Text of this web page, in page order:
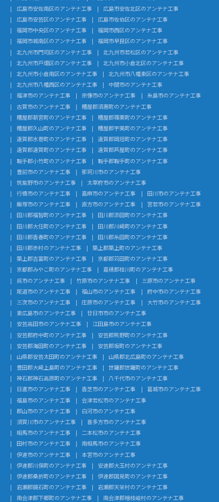
広島市安佐南区のアンテナ工事
広島市安佐北区のアンテナ工事
広島市安芸区のアンテナ工事
広島市佐伯区のアンテナ工事
福岡市中央区のアンテナ工事
福岡市西区のアンテナ工事
福岡市城南区のアンテナ工事
福岡市早良区のアンテナ工事
北九州市門司区のアンテナ工事
北九州市若松区のアンテナ工事
北九州市戸畑区のアンテナ工事
北九州市小倉北区のアンテナ工事
北九州市小倉南区のアンテナ工事
北九州市八幡東区のアンテナ工事
北九州市八幡西区のアンテナ工事
中間市のアンテナ工事
福津市のアンテナ工事
宗像市のアンテナ工事
糸島市のアンテナ工事
古賀市のアンテナ工事
糟屋郡須惠町のアンテナ工事
糟屋郡新宮町のアンテナ工事
糟屋郡篠栗町のアンテナ工事
糟屋郡久山町のアンテナ工事
糟屋郡宇美町のアンテナ工事
遠賀郡水巻町のアンテナ工事
遠賀郡岡垣町のアンテナ工事
遠賀郡遠賀町のアンテナ工事
遠賀郡芦屋町のアンテナ工事
鞍手郡小竹町のアンテナ工事
鞍手郡鞍手町のアンテナ工事
豊前市のアンテナ工事
那珂川市のアンテナ工事
筑紫野市のアンテナ工事
太宰府市のアンテナ工事
行橋市のアンテナ工事
嘉麻市のアンテナ工事
田川市のアンテナ工事
飯塚市のアンテナ工事
直方市のアンテナ工事
宮若市のアンテナ工事
田川郡福智町のアンテナ工事
田川郡添田町のアンテナ工事
田川郡大任町のアンテナ工事
田川郡川崎町のアンテナ工事
田川郡香春町のアンテナ工事
田川郡糸田町のアンテナ工事
田川郡赤村のアンテナ工事
築上郡築上町のアンテナ工事
築上郡吉富町のアンテナ工事
京都郡苅田町のアンテナ工事
京都郡みやこ町のアンテナ工事
嘉穂郡桂川町のアンテナ工事
呉市のアンテナ工事
竹原市のアンテナ工事
三原市のアンテナ工事
尾道市のアンテナ工事
福山市のアンテナ工事
府中市のアンテナ工事
三次市のアンテナ工事
庄原市のアンテナ工事
大竹市のアンテナ工事
東広島市のアンテナ工事
廿日市市のアンテナ工事
安芸高田市のアンテナ工事
江田島市のアンテナ工事
安芸郡府中町のアンテナ工事
安芸郡熊野町のアンテナ工事
安芸郡海田町のアンテナ工事
安芸郡坂町のアンテナ工事
山県郡安芸太田町のアンテナ工事
山県郡北広島町のアンテナ工事
豊田郡大崎上島町のアンテナ工事
世羅郡世羅町のアンテナ工事
神石郡神石高原町のアンテナ工事
八千代市のアンテナ工事
日進市のアンテナ工事
香芝市のアンテナ工事
葛城市のアンテナ工事
福島市のアンテナ工事
会津若松市のアンテナ工事
郡山市のアンテナ工事
白河市のアンテナ工事
須賀川市のアンテナ工事
喜多方市のアンテナ工事
相馬市のアンテナ工事
二本松市のアンテナ工事
田村市のアンテナ工事
南相馬市のアンテナ工事
伊達市のアンテナ工事
本宮市のアンテナ工事
伊達郡川俣町のアンテナ工事
安達郡大玉村のアンテナ工事
伊達郡桑折町のアンテナ工事
伊達郡国見町のアンテナ工事
岩瀬郡鏡石町のアンテナ工事
岩瀬郡天栄村のアンテナ工事
南会津郡下郷町のアンテナ工事
南会津郡檜枝岐村のアンテナ工事